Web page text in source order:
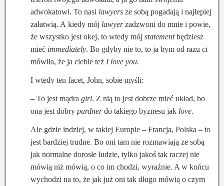
adwokatowi. To nasi lawyers ze sobą pogadają i najlepiej
załatwią. A kiedy mój lawyerzadzwoni do mnie i powie,
że wszystko jest okej, to wtedy mój statementbędziesz
mieć immediately. Bo gdyby nie to, to ja bym od razu ci
mówiła, że ja ciebie też I love you.
I wtedy ten facet, John, sobie myśli:
– To jest mądra girl. Z nią to jest dobrze mieć układ, bo
ona jest dobry pardnerdo takiego byznesu jak love.
Ale gdzie indziej, w takiej Europie – Francja, Polska – to
jest bardziej trudne. Bo oni tam nie rozmawiają ze sobą
jak normalne dorosłe ludzie, tylko jakoś tak raczej nie
mówią niż mówią, o co im chodzi, wyraźnie. A w końcu
wychodzi na to, że jak już oni tak długo mówią o czym